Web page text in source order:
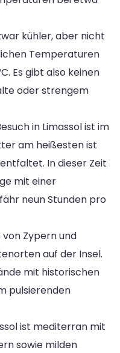
kühler, aber nicht
Temperaturen
Es gibt also keinen
oder strengem
in Limassol ist im
am heißesten ist
In dieser Zeit
mit einer
neun Stunden pro
von Zypern und
auf der Insel.
mit historischen
pulsierenden
ist mediterran mit
sowie milden